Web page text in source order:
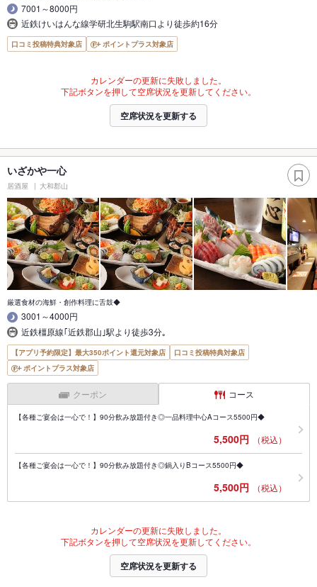
7001～8000円
近鉄けいはんな線学研北生駒駅南口より徒歩約16分
口コミ投稿特典対象店 ポイントプラス対象店
カレンダーの更新に失敗しました。
下記ボタンを押して空席状況を更新してください。
空席状況を更新する
いざかや一心
居酒屋 大和郡山
厳選食材の海鮮・創作料理に舌鼓◆
3001～4000円
近鉄橿原線｢近鉄郡山｣駅より徒歩3分｡
【アプリ予約限定】最大350ポイント還元対象店
口コミ投稿特典対象店
ポイントプラス対象店
クーポン コース
【各種ご宴会は一心で！】90分飲み放題付き◎一品料理中心Aコース5500円◆
5,500円 （税込）
【各種ご宴会は一心で！】90分飲み放題付き◎鍋入りBコース5500円◆
5,500円 （税込）
カレンダーの更新に失敗しました。
下記ボタンを押して空席状況を更新してください。
空席状況を更新する